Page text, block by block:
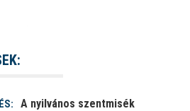
A nyilvános szentmisék